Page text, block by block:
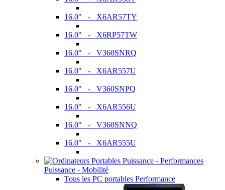
16.0" - X6AR57TY
16.0" - X6RP57TW
16.0" - V360SNRQ
16.0" - X6AR557U
16.0" - V360SNPQ
16.0" - X6AR556U
16.0" - V360SNNQ
16.0" - X6AR555U
Puissance - Mobilité
Tous les PC portables Performance